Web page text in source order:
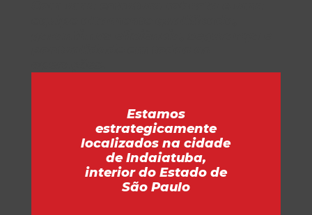
Estamos
estrategicamente
localizados na cidade
de Indaiatuba,
interior do Estado de
São Paulo